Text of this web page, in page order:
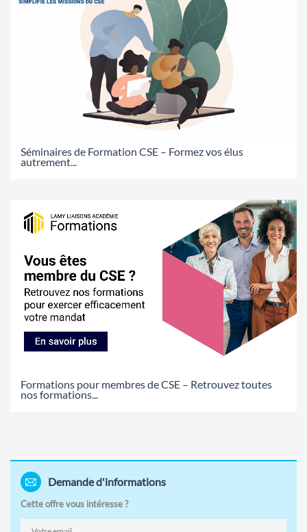
Séminaires de Formation CSE – Formez vos élus
autrement...
Formations pour membres de CSE – Retrouvez toutes
nos formations...
Demande d'informations
Cette offre vous intéresse ?